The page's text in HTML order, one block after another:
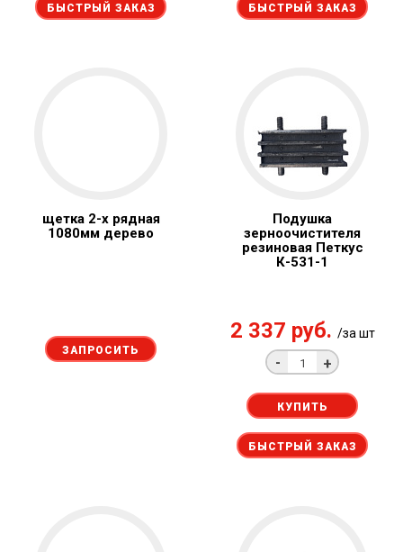
БЫСТРЫЙ ЗАКАЗ БЫСТРЫЙ ЗАКАЗ
щетка 2-х рядная
1080мм дерево
ЗАПРОСИТЬ
Подушка
зерноочистителя
резиновая Петкус
К-531-1
2 337 руб. /за шт
- +
КУПИТЬ
БЫСТРЫЙ ЗАКАЗ